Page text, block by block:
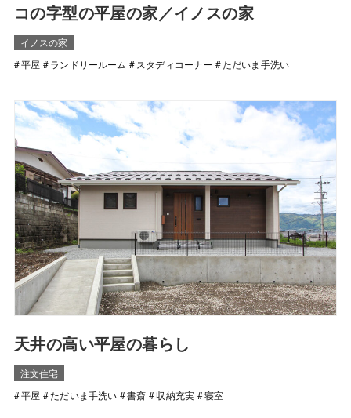
コの字型の平屋の家／イノスの家
イノスの家
平屋
ランドリールーム スタディコーナー ただいま手洗い
天井の高い平屋の暮らし
注文住宅
平屋
ただいま手洗い 書斎 収納充実 寝室